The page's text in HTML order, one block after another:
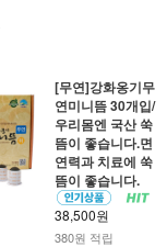
[무연]강화옹기무
연미니뜸 30개입/
우리몸엔 국산 쑥
뜸이 좋습니다.면
연력과 치료에 쑥
뜸이 좋습니다.
38,500원
380원 적립